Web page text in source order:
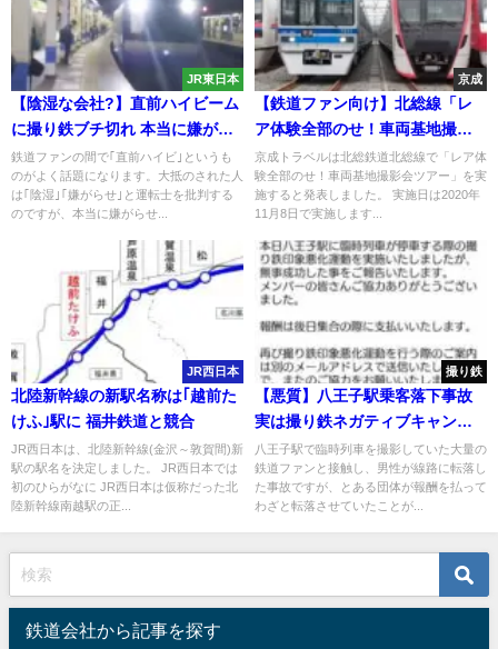
JR東日本
【陰湿な会社?】直前ハイビーム
に撮り鉄ブチ切れ 本当に嫌がら
せ目的なのか?
鉄道ファンの間で｢直前ハイビ｣というも
のがよく話題になります。大抵のされた人
は｢陰湿｣｢嫌がらせ｣と運転士を批判する
のですが、本当に嫌がらせ...
京成
【鉄道ファン向け】北総線「レ
ア体験全部のせ！車両基地撮影
会ツアー」 7500形引き上げ線
乗車体験も
京成トラベルは北総鉄道北総線で「レア体
験全部のせ！車両基地撮影会ツアー」を実
施すると発表しました。 実施日は2020年
11月8日で実施します...
JR西日本
北陸新幹線の新駅名称は｢越前た
けふ｣駅に 福井鉄道と競合
JR西日本は、北陸新幹線(金沢～敦賀間)新
駅の駅名を決定しました。 JR西日本では
初のひらがなに JR西日本は仮称だった北
陸新幹線南越駅の正...
撮り鉄
【悪質】八王子駅乗客落下事故
実は撮り鉄ネガティブキャンペ
ーンのため報酬を払って自作自
演をしていた
八王子駅で臨時列車を撮影していた大量の
鉄道ファンと接触し、男性が線路に転落し
た事故ですが、とある団体が報酬を払って
わざと転落させていたことが...
鉄道会社から記事を探す